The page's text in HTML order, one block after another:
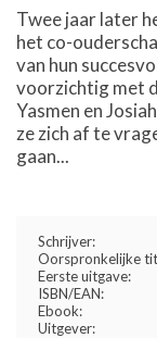
Twee jaar later
het co-
van hun
voorzichtig met
Yasmen en
ze zich af te
gaan...
Schrijver:
Oorspronkelijke
Eerste uitgave:
ISBN/EAN:
Ebook:
Uitgever: